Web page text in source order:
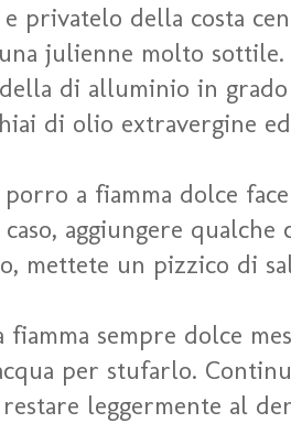
e privatelo della costa
julienne molto sottile.
di alluminio in
di olio extravergine
porro a fiamma dolce
aggiungere qualche
mettete un pizzico di
fiamma sempre dolce
per stufarlo.
leggermente al